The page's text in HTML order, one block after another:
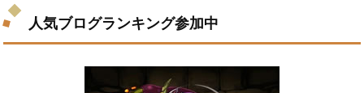
人気ブログランキング参加中